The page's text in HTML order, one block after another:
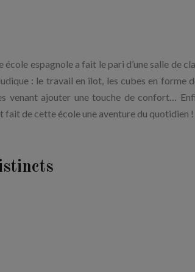
espagnole a fait le pari d’une salle de
: le travail en îlot, les cubes en forme
venant ajouter une touche de confort…
fait de cette école une aventure du quotidien !